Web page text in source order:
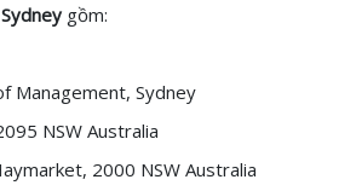
gồm:
Management, Sydney
NSW Australia
2000 NSW Australia